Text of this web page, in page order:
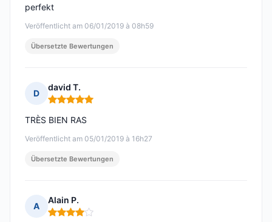
Veröffentlicht am 06/01/2019 à 08h59
perfekt
Übersetzte Bewertungen
D
david T.
Hinweis: 5 von 5
Veröffentlicht am 05/01/2019 à 16h27
TRÈS BIEN RAS
Übersetzte Bewertungen
A
Alain P.
Hinweis: 4 von 5